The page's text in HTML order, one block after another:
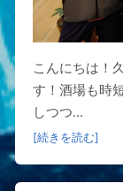
こんにちは！
す！酒場も時
しつつ...
[続きを読む]